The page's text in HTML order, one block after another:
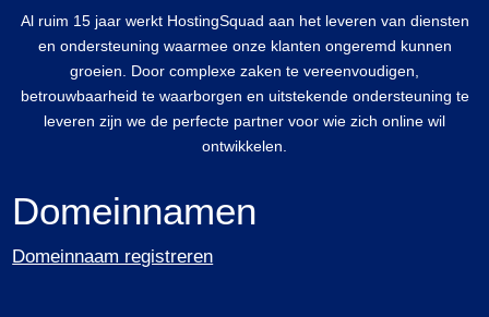
Al ruim 15 jaar werkt HostingSquad aan het leveren van diensten
en ondersteuning waarmee onze klanten ongeremd kunnen
groeien. Door complexe zaken te vereenvoudigen,
betrouwbaarheid te waarborgen en uitstekende ondersteuning te
leveren zijn we de perfecte partner voor wie zich online wil
ontwikkelen.
Domeinnamen
Domeinnaam registreren